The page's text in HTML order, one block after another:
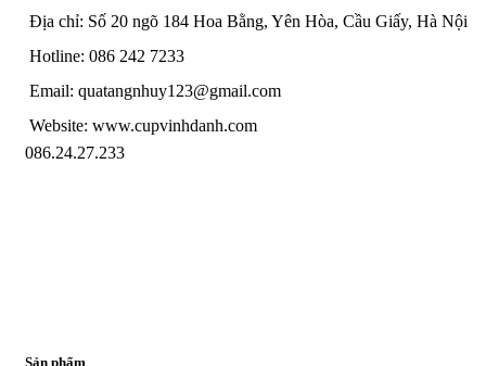
Địa chỉ: Số 20 ngõ 184 Hoa Bằng, Yên Hòa, Cầu Giấy, Hà Nội
Hotline: 086 242 7233
Email: quatangnhuy123@gmail.com
Website: www.cupvinhdanh.com
086.24.27.233
Sản phẩm